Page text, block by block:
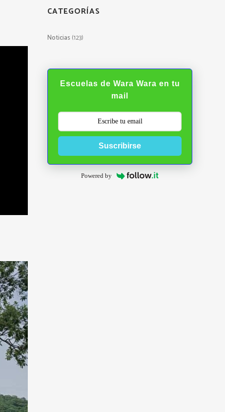
CATEGORÍAS
Noticias (123)
Escuelas de Wara Wara en tu
mail
Suscribirse
Powered by